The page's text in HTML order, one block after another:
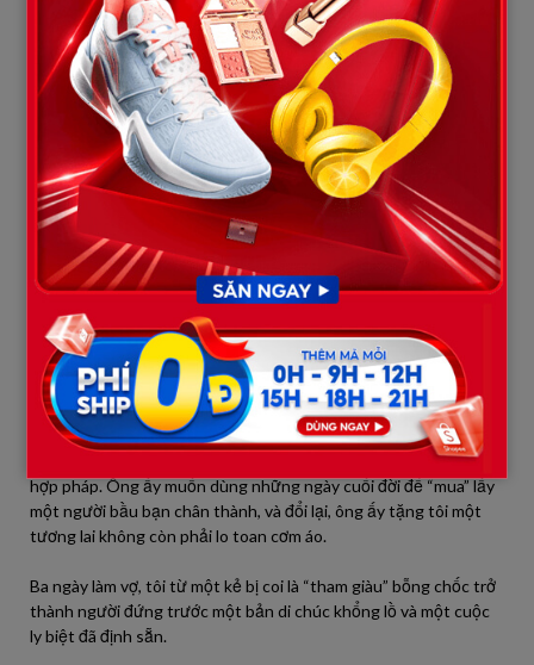
Nhưng chỉ 3 ngày sau…
Hạnh phúc ngắn ngủi ấy vỡ tan khi tôi tình cờ nghe được cuộc
điện thoại của ông ấy với luật sư riêng trong phòng làm việc.
“Cứ chuẩn bị sẵn các thủ tục đi. Tôi không còn nhiều thời gian
nữa. Cô ấy là một cô gái tốt, tôi muốn trước khi đi có thể để lại
cho cô ấy một danh phận và khối tài sản này, coi như là sự bù
đắp cho những năm tháng tôi sống cô độc.”
Tôi rụng rời chân tay, đẩy cửa bước vào. Trước mặt tôi không
còn là người đàn ông quyền lực nữa, mà là một người già yếu
đang cố che giấu cơn ho khan cùng gương mặt xám ngắt. Ông
ấy thú nhận mình bịung thư giai đoạn cuối, chỉ còn sống được
vài tháng.
Ông ấy chọn tôi không phải vì muốn có một người vợ trẻ để vui
vẻ, mà vì ông ấy biết mình sắp đi xa. Ông ấy không có con cái, tài
sản khổng lồ kia sẽ bị tranh chấp nếu không có người thừa kế
hợp pháp. Ông ấy muốn dùng những ngày cuối đời để “mua” lấy
một người bầu bạn chân thành, và đổi lại, ông ấy tặng tôi một
tương lai không còn phải lo toan cơm áo.
Ba ngày làm vợ, tôi từ một kẻ bị coi là “tham giàu” bỗng chốc trở
thành người đứng trước một bản di chúc khổng lồ và một cuộc
ly biệt đã định sẵn.